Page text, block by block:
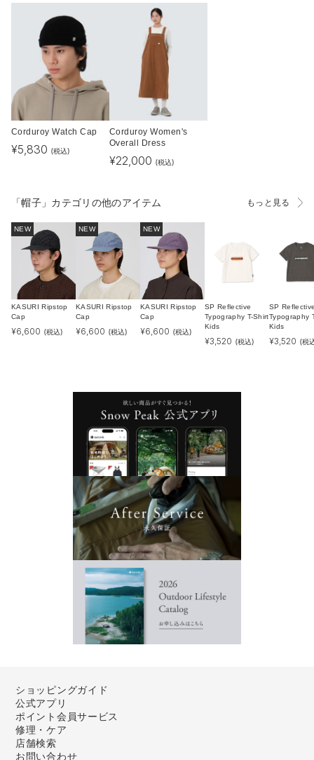
Corduroy Watch Cap
¥5,830 (税込)
Corduroy Women's
Overall Dress
¥22,000 (税込)
「帽子」カテゴリの他のアイテム もっと見る
NEW
KASURI Ripstop
Cap
¥6,600 (税込)
NEW
KASURI Ripstop
Cap
¥6,600 (税込)
NEW
KASURI Ripstop
Cap
¥6,600 (税込)
SP Reflective
Typography T-Shirt
Kids
¥3,520 (税込)
SP
Typography
Kids
¥3,520 (税
ショッピングガイド
公式アプリ
ポイント会員サービス
修理・ケア
店舗検索
お問い合わせ